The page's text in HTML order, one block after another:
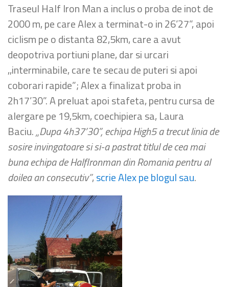
Traseul Half Iron Man a inclus o proba de inot de
2000 m, pe care Alex a terminat-o in 26’27”, apoi
ciclism pe o distanta 82,5km, care a avut
deopotriva portiuni plane, dar si urcari
,,interminabile, care te secau de puteri si apoi
coborari rapide”; Alex a finalizat proba in
2h17’30”. A preluat apoi stafeta, pentru cursa de
alergare pe 19,5km, coechipiera sa, Laura
Baciu.„Dupa 4h37’30”, echipa High5 a trecut linia de
sosire invingatoare si si-a pastrat titlul de cea mai
buna echipa de HalfIronman din Romania pentru al
doilea an consecutiv”,scrie Alex pe blogul sau.